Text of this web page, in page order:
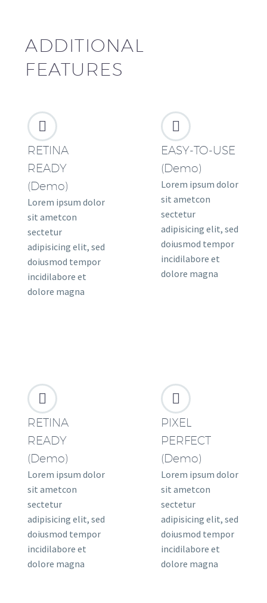
ADDITIONAL
FEATURES


RETINA
READY
(Demo)
Lorem ipsum dolor
sit ametcon
sectetur
adipisicing elit, sed
doiusmod tempor
incidilabore et
dolore magna


EASY-TO-USE
(Demo)
Lorem ipsum dolor
sit ametcon
sectetur
adipisicing elit, sed
doiusmod tempor
incidilabore et
dolore magna


RETINA
READY
(Demo)
Lorem ipsum dolor
sit ametcon
sectetur
adipisicing elit, sed
doiusmod tempor
incidilabore et
dolore magna


PIXEL
PERFECT
(Demo)
Lorem ipsum dolor
sit ametcon
sectetur
adipisicing elit, sed
doiusmod tempor
incidilabore et
dolore magna